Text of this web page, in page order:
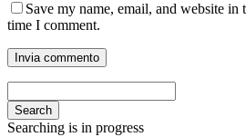
Save my name, email, and website
time I comment.
Search
Searching is in progress